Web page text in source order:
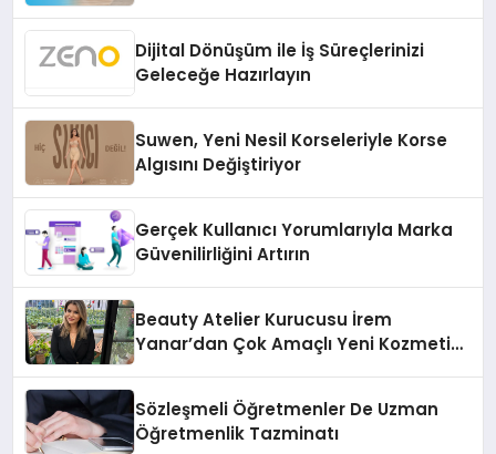
Dijital Dönüşüm ile İş Süreçlerinizi
Geleceğe Hazırlayın
Suwen, Yeni Nesil Korseleriyle Korse
Algısını Değiştiriyor
Gerçek Kullanıcı Yorumlarıyla Marka
Güvenilirliğini Artırın
Beauty Atelier Kurucusu İrem
Yanar’dan Çok Amaçlı Yeni Kozmetik
Sözleşmeli Öğretmenler De Uzman
Öğretmenlik Tazminatı